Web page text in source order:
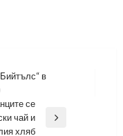
в
се
чай и
хляб